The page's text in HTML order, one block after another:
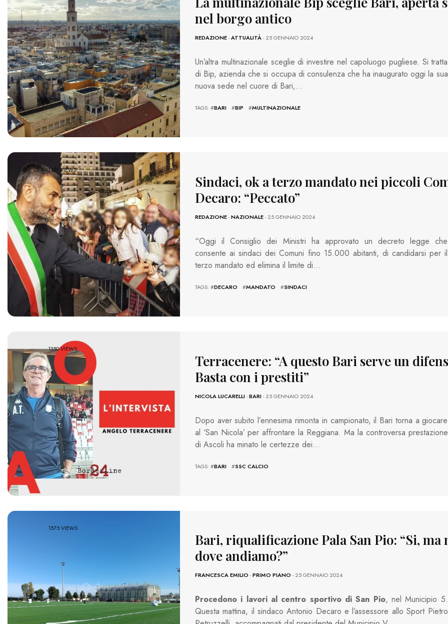
nel borgo antico
REDAZIONE-ATTUALITÀ- 25 GENNAIO 2024
Un’altra multinazionale sceglie di investire nel capoluogo pugliese. Si tratta
di Bip, azienda che si occupa di consulenza che ha inaugurato oggi la sua
nuova sede nel cuore di Bari,…
TAGS: #BARI #BIP #MULTINAZIONALE
1137 VIEWS
Sindaci, ok a terzo mandato nei piccoli
Decaro: “Peccato”
REDAZIONE-NAZIONALE- 25 GENNAIO 2024
“Oggi il Consiglio dei Ministri ha approvato un decreto legge che
consente ai sindaci dei Comuni fino 15.000 abitanti, di candidarsi per il
terzo mandato ed elimina il limite di…
TAGS: #DECARO #MANDATO #SINDACI
1350 VIEWS
Terracenere: “A questo Bari serve un
Basta con i prestiti”
NICOLA LUCARELLI-BARI- 25 GENNAIO 2024
Dopo aver subito l’ennesima rimonta in campionato, il Bari torna a giocare
al ‘San Nicola’ per affrontare la Reggiana. Ma la controversa prestazione
di Ascoli ha minato le certezze dei…
TAGS: #BARI #SSC CALCIO
1575 VIEWS
Bari, riqualificazione Pala San Pio: “Si, ma
dove andiamo?”
FRANCESCA EMILIO -PRIMO PIANO - 25 GENNAIO 2024
Procedono i lavori al centro sportivo di San Pio, nel Municipio 5.
Questa mattina, il sindaco Antonio Decaro e l’assessore allo Sport Pietro